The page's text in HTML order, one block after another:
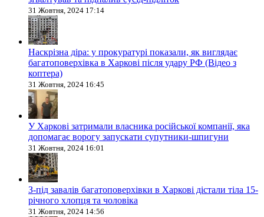
31 Жовтня, 2024 17:14
Наскрізна діра: у прокуратурі показали, як виглядає
багатоповерхівка в Харкові після удару РФ (Відео з
коптера)
31 Жовтня, 2024 16:45
У Харкові затримали власника російської компанії, яка
допомагає ворогу запускати супутники-шпигуни
31 Жовтня, 2024 16:01
З-під завалів багатоповерхівки в Харкові дістали тіла 15-
річного хлопця та чоловіка
31 Жовтня, 2024 14:56